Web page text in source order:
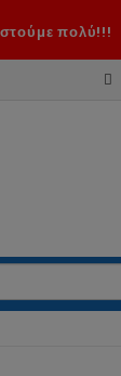
πολύ!!!